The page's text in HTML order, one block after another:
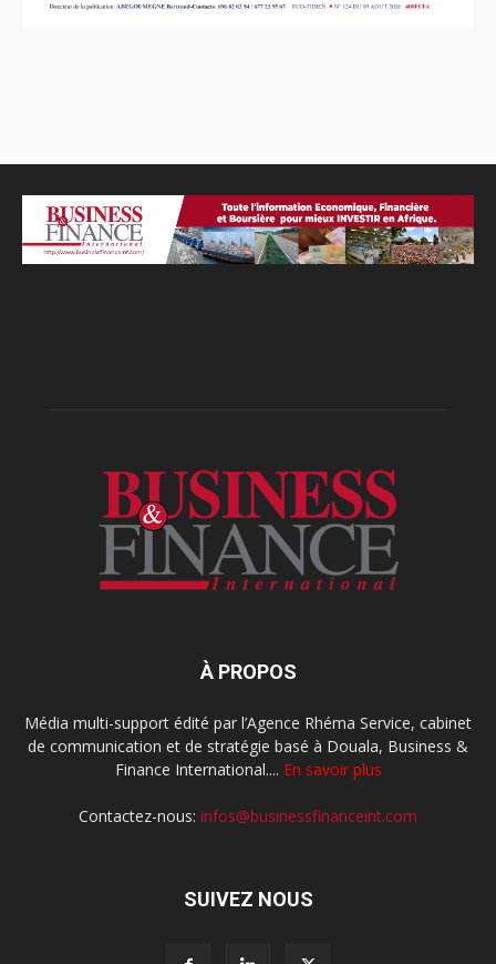
À PROPOS
Média multi-support édité par l’Agence Rhéma Service, cabinet
de communication et de stratégie basé à Douala, Business &
Finance International.... En savoir plus
Contactez-nous: infos@businessfinanceint.com
SUIVEZ NOUS